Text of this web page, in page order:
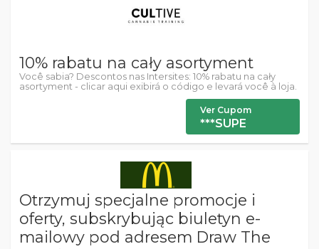
10% rabatu na cały asortyment
Você sabia? Descontos nas Intersites: 10% rabatu na cały
asortyment - clicar aqui exibirá o código e levará você à loja.
Ver Cupom
***SUPE
Otrzymuj specjalne promocje i
oferty, subskrybując biuletyn e-
mailowy pod adresem Draw The